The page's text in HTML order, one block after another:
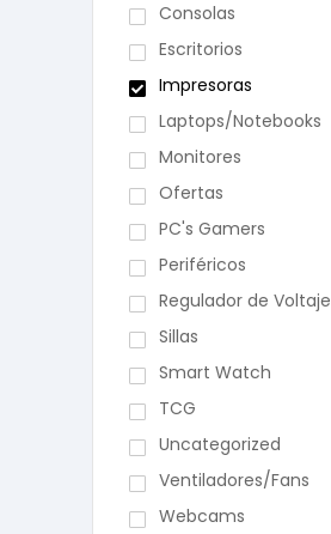
Consolas
Escritorios
Impresoras
Laptops/Notebooks
Monitores
Ofertas
PC's Gamers
Periféricos
Regulador de Voltaje
Sillas
Smart Watch
TCG
Uncategorized
Ventiladores/Fans
Webcams